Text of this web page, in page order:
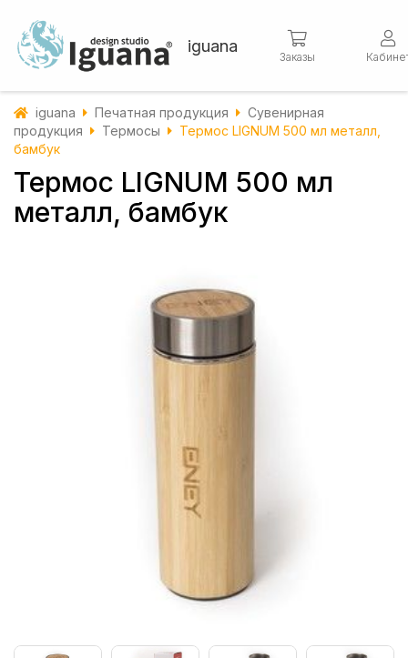
iguana
Заказы
iguana Печатная продукция
Сувенирная
продукция
Термосы
Термос LIGNUM 500 мл металл,
бамбук
Термос LIGNUM 500 мл
металл, бамбук